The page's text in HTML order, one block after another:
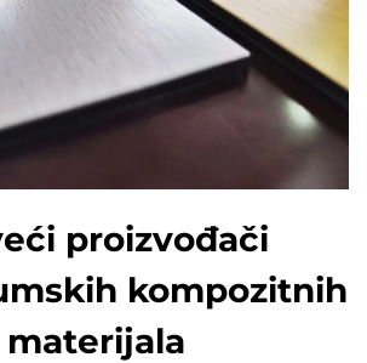
proizvođači
kompozitnih
materijala